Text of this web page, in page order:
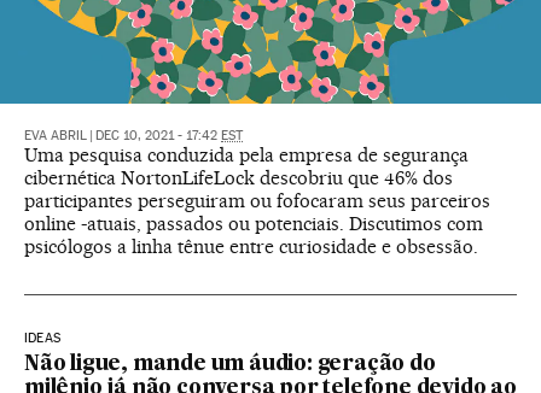
EVA ABRIL DEC 10, 2021 - 17:42 EST
Uma pesquisa conduzida pela empresa de segurança
cibernética NortonLifeLock descobriu que 46% dos
participantes perseguiram ou fofocaram seus parceiros
online -atuais, passados ou potenciais. Discutimos com
psicólogos a linha tênue entre curiosidade e obsessão.
IDEAS
Não ligue, mande um áudio: geração do